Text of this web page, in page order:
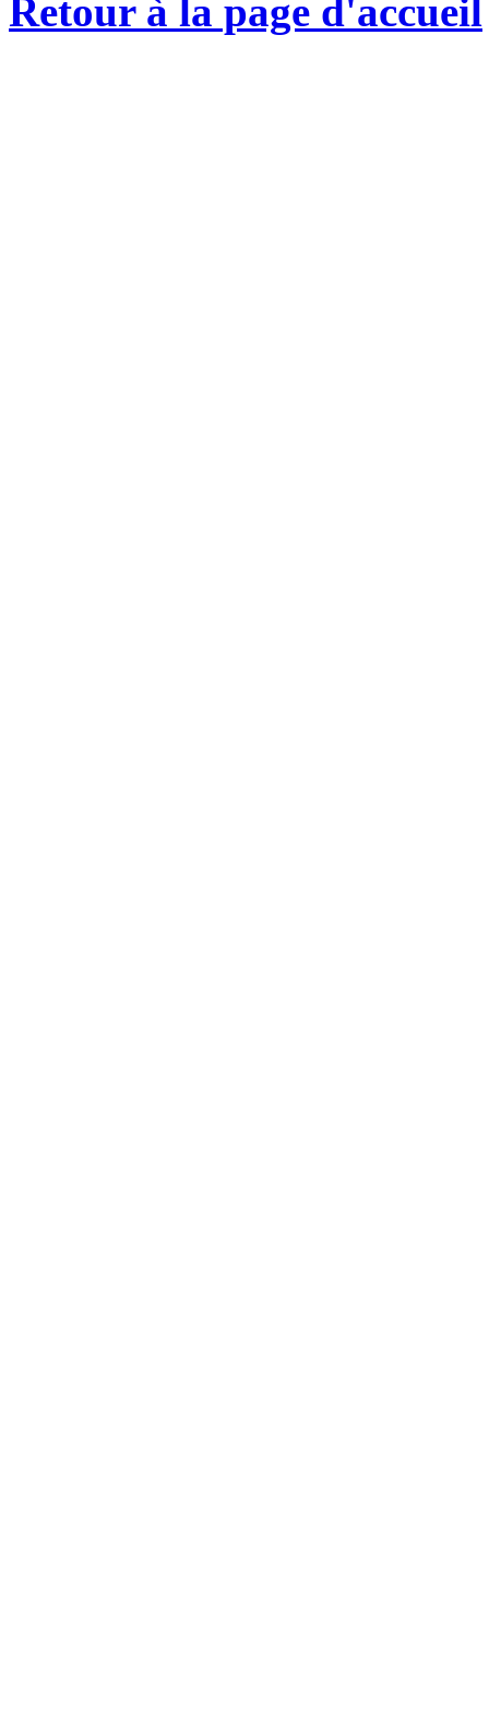
Retour à la page d'accueil